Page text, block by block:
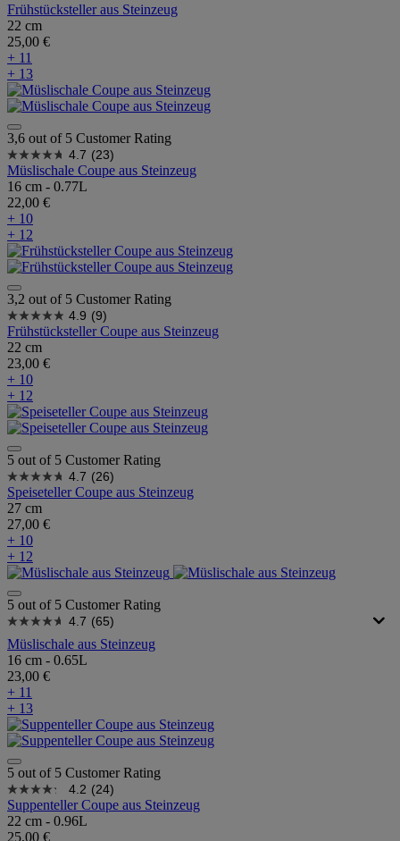
Frühstücksteller aus Steinzeug
22 cm
25,00 €
+ 11
+ 13
3,6 out of 5 Customer Rating
4.7 (23)
Müslischale Coupe aus Steinzeug
16 cm - 0.77L
22,00 €
+ 10
+ 12
3,2 out of 5 Customer Rating
4.9 (9)
Frühstücksteller Coupe aus Steinzeug
22 cm
23,00 €
+ 10
+ 12
5 out of 5 Customer Rating
4.7 (26)
Speiseteller Coupe aus Steinzeug
27 cm
27,00 €
+ 10
+ 12
5 out of 5 Customer Rating
4.7 (65)
Müslischale aus Steinzeug
16 cm - 0.65L
23,00 €
+ 11
+ 13
5 out of 5 Customer Rating
4.2 (24)
Suppenteller Coupe aus Steinzeug
22 cm - 0.96L
25,00 €